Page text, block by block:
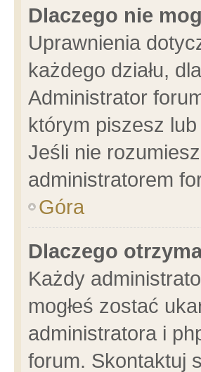
Dlaczego nie
Uprawnienia
każdego działu,
Administrator
którym piszesz
Jeśli nie
administratorem
Góra
Dlaczego
Każdy
mogłeś zostać
administratora i
forum. Skontaktuj